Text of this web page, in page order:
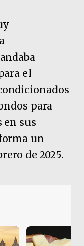
el
para
en sus
un
de 2025.